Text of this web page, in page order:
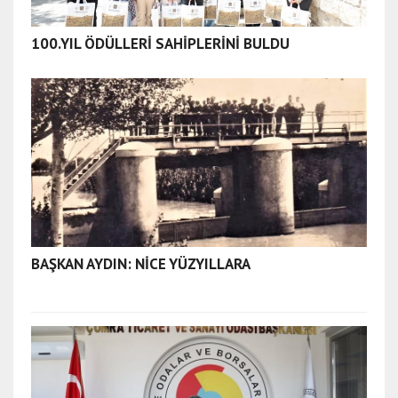
100.YIL ÖDÜLLERİ SAHİPLERİNİ BULDU
BAŞKAN AYDIN: NİCE YÜZYILLARA